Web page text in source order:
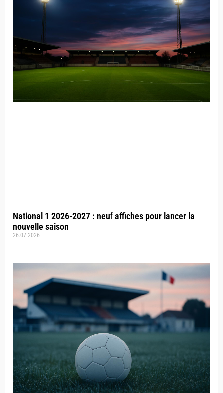
National 1 2026-2027 : neuf affiches pour lancer la
nouvelle saison
26.07.2026